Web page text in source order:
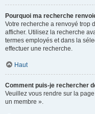
Pourquoi ma recherche
Votre recherche a renvoyé trop
afficher. Utilisez la recherche
termes employés et dans la
effectuer une recherche.
Haut
Comment puis-je rechercher
Veuillez vous rendre sur la
un membre ».